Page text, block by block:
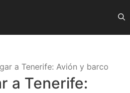
a Tenerife: Avión y barco
a Tenerife: